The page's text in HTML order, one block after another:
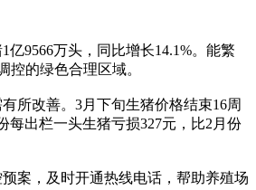
9566万头，同比增长14.1%。能繁
控的绿色合理区域。
所改善。3月下旬生猪价格结束16周
每出栏一头生猪亏损327元，比2月份
案，及时开通热线电话，帮助养殖场